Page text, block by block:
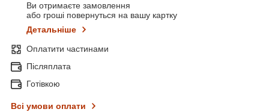
Ви отримаєте замовлення
або гроші повернуться на вашу картку
Детальніше
Оплатити частинами
Післяплата
Готівкою
Всі умови оплати